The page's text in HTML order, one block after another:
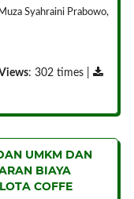
Syahraini Prabowo,
: 302 times |
UMKM DAN
BIAYA
COFFE